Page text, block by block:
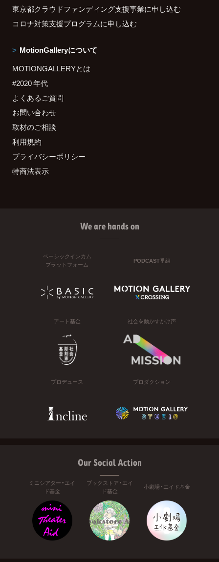
東京都クラウドファンディング支援事業に申し込む
コロナ対策支援プログラムに申し込む
MotionGalleryについて
MOTIONGALLERYとは
#2020 年代
よくあるご質問
お問い合わせ
取材のご相談
利用規約
プライバシーポリシー
特商法表示
We are hands on
ベーシックインカム
プラットフォーム
PODCAST番組
アート基金 社会を動かすかけ声
プロデュース プロダクション
Our Social Action
ミニシアター・エイ
ド基金
ブックストア・エイ
ド基金
小劇場・エイド基金